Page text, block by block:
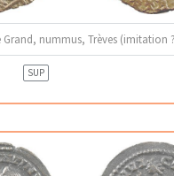
Grand, nummus, Trèves (imitation
SUP